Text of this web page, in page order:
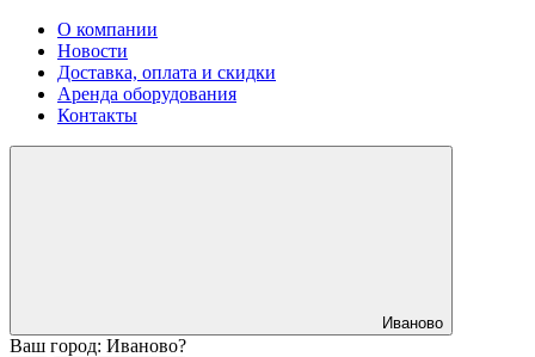
О компании
Новости
Доставка, оплата и скидки
Аренда оборудования
Контакты
Иваново
Ваш город: Иваново?